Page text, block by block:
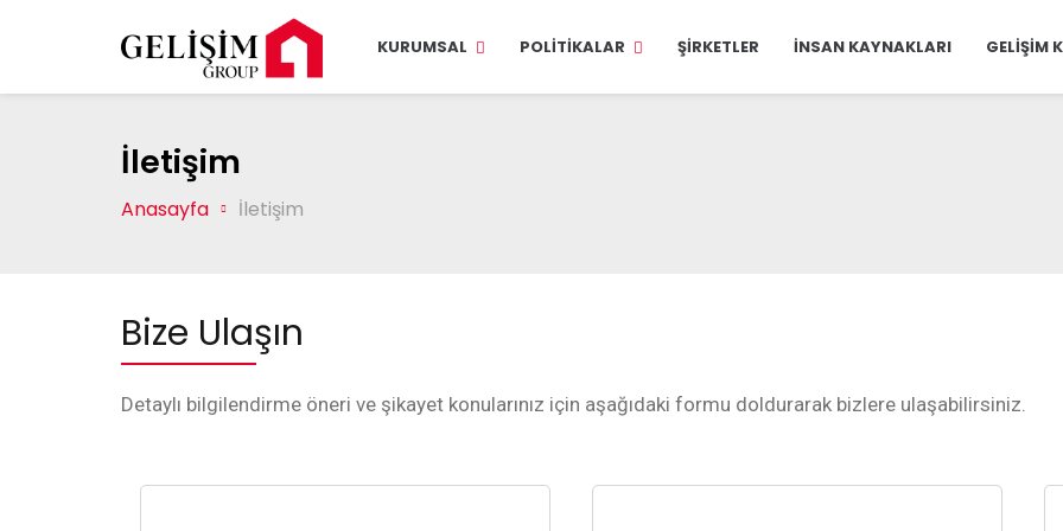
KURUMSAL POLITIKALAR ŞIRKETLER İNSAN KAYNAKLARI GELIŞIM
İletişim
Anasayfa İletişim
Bize Ulaşın
Detaylı bilgilendirme öneri ve şikayet konularınız için aşağıdaki formu doldurarak bizlere ulaşabilirsiniz.